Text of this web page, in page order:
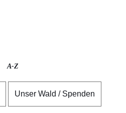
A-Z
Unser Wald / Spenden